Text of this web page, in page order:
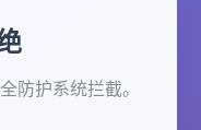
防护系统拦截。